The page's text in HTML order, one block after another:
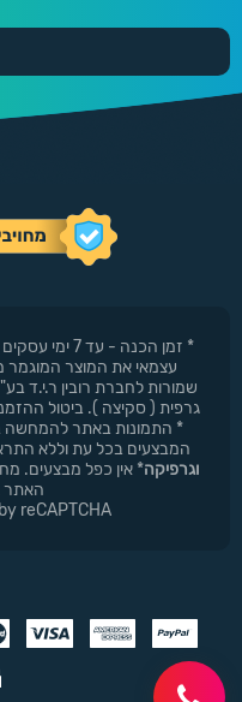
* זמן הכנה -
עצמאי את המוצר המוגמר
שמורות לחברת רובין ר.י.ד
* התמונות באתר
המבצעים בכל עת וללא
וגרפיקה* אין כפל מבצעים.
האתר
reCAPTCHA